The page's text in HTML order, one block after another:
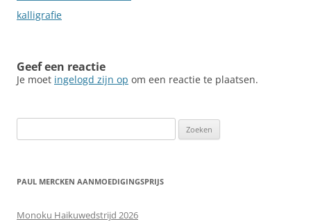
kalligrafie
Geef een reactie
Je moet ingelogd zijn op om een reactie te plaatsen.
naar:
PAUL MERCKEN AANMOEDIGINGSPRIJS
Monoku Haikuwedstrijd 2026